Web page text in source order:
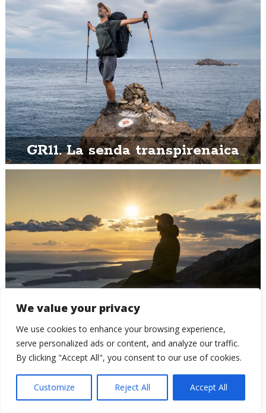
We value your privacy
We use cookies to enhance your browsing experience,
serve personalized ads or content, and analyze our traffic.
By clicking "Accept All", you consent to our use of cookies.
Customize Reject All Accept All
GR11. La senda transpirenaica
Podcast de fotografía F 2.2 –
Fotografiando la Vía Dinarica
56 comentarios en “Día 27. De vuelta del
desierto.”